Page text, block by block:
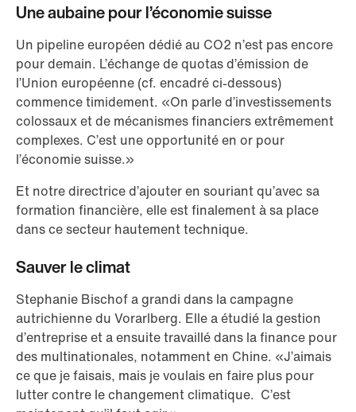
Une aubaine pour l’économie suisse
Un pipeline européen dédié au CO2 n’est pas encore
pour demain. L’échange de quotas d’émission de
l’Union européenne (cf. encadré ci-dessous)
commence timidement. «On parle d’investissements
colossaux et de mécanismes financiers extrêmement
complexes. C’est une opportunité en or pour
l’économie suisse.»
Et notre directrice d’ajouter en souriant qu’avec sa
formation financière, elle est finalement à sa place
dans ce secteur hautement technique.
Sauver le climat
Stephanie Bischof a grandi dans la campagne
autrichienne du Vorarlberg. Elle a étudié la gestion
d’entreprise et a ensuite travaillé dans la finance pour
des multinationales, notamment en Chine. «J’aimais
ce que je faisais, mais je voulais en faire plus pour
lutter contre le changement climatique. C’est